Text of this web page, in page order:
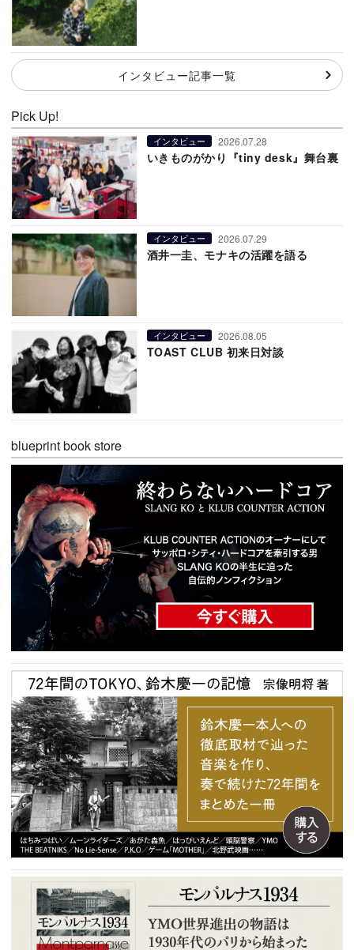
インタビュー記事一覧
Pick Up!
インタビュー 2026.07.28
いきものがかり『tiny desk』舞台裏
インタビュー 2026.07.29
酒井一圭、モナキの活躍を語る
インタビュー 2026.08.05
TOAST CLUB 初来日対談
blueprint book store